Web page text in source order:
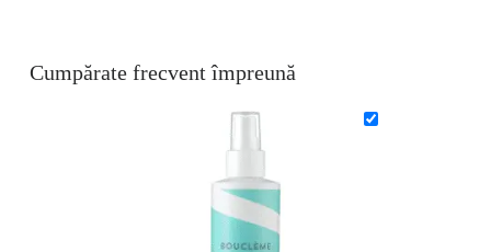
Cumpărate frecvent împreună